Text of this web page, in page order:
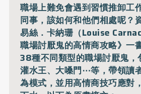
職場上難免會遇到習慣推卸工
同事，該如何和他們相處呢？
易絲．卡納珊（Louise
職場討厭鬼的高情商攻略》一
38種不同類型的職場討厭鬼，
灌水王、大嗓門⋯等，帶領讀
為模式，並用高情商技巧應對